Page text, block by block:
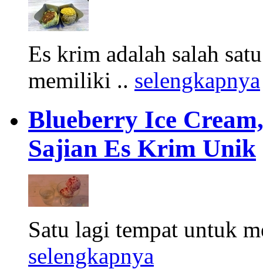
Es krim adalah salah
memiliki .. selengkapnya
Blueberry Ice
Sajian Es Krim Unik
Satu lagi tempat untuk
selengkapnya